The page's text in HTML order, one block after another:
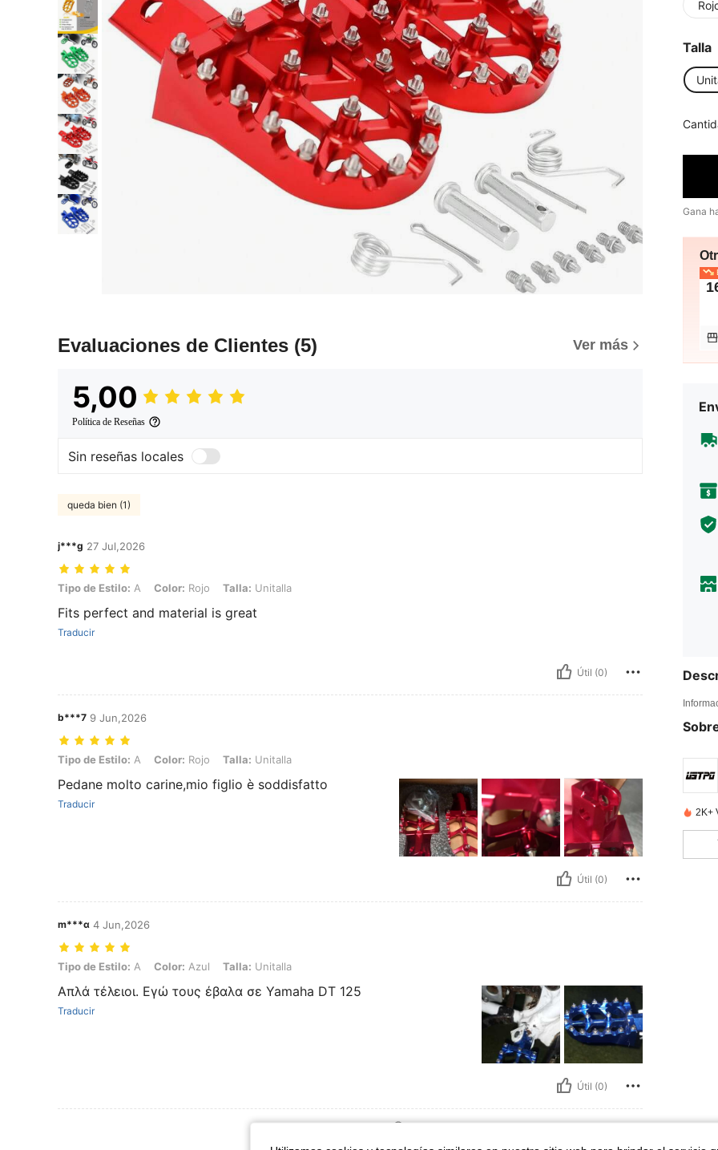
Evaluaciones de Clientes (5) Ver más
5,00
Política de Reseñas
Sin reseñas locales
queda bien (1)
j***g 27 Jul,2026
Tipo de Estilo: A, Color: Rojo, Talla: Unitalla
Tipo de Estilo: A Color: Rojo Talla: Unitalla
Fits perfect and material is great
Traducir
Útil (0)
b***7 9 Jun,2026
Tipo de Estilo: A, Color: Rojo, Talla: Unitalla
Tipo de Estilo: A Color: Rojo Talla: Unitalla
Pedane molto carine,mio figlio è soddisfatto
Traducir
Útil (0)
m***α 4 Jun,2026
Tipo de Estilo: A, Color: Azul, Talla: Unitalla
Tipo de Estilo: A Color: Azul Talla: Unitalla
Απλά τέλειοι. Εγώ τους έβαλα σε Yamaha DT 125
Traducir
Útil (0)
Talla
Gana
2K+